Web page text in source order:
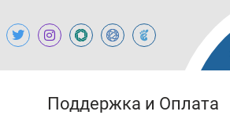
Поддержка и Оплата